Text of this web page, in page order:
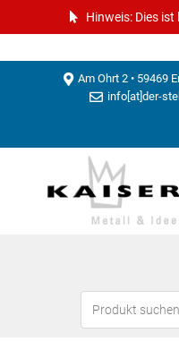
Hinweis: Dies
Am Ohrt 2 • 59469
info[at]der-